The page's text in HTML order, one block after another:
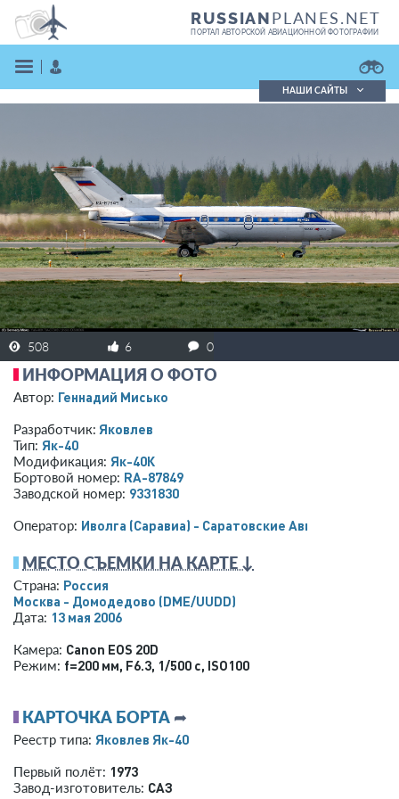
RUSSIANPLANES.NET
ПОРТАЛ АВТОРСКОЙ АВИАЦИОННОЙ ФОТОГРАФИИ
ВОЙТИ
ЗАРЕГИСТРИРОВАТЬСЯ
Подробно
НАШИ САЙТЫ
508 6 0
ИНФОРМАЦИЯ О ФОТО
Автор: Геннадий Мисько
Разработчик: Яковлев
Тип: Як-40
Модификация: Як-40К
Бортовой номер: RA-87849
Заводской номер: 9331830
Оператор: Иволга (Саравиа) - Саратовские Авиалинии
МЕСТО СЪЕМКИ НА КАРТЕ ↓
Страна: Россия
Москва - Домодедово (DME/UUDD)
Дата: 13 мая 2006
Камера: Canon EOS 20D
Режим: f=200 мм, F6.3, 1/500 с, ISO100
КАРТОЧКА БОРТА ➦
Реестр типа: Яковлев Як-40
Первый полёт: 1973
Завод-изготовитель: САЗ